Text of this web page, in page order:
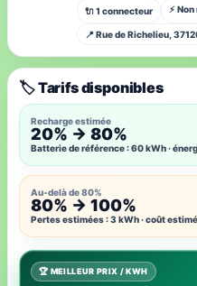
🔌 1 connecteur ⚡
📍 Rue de Richelieu,
🏷️ Tarifs disponibles
Recharge estimée
20% → 80%
Batterie de référence : 60 kWh ·
Au-delà de 80%
80% → 100%
Pertes estimées : 3 kWh · coût
🏆 MEILLEUR PRIX / KWH